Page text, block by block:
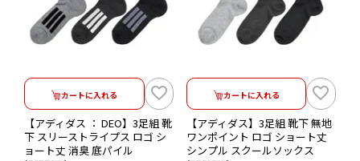
カートに入れる
【アディダス ： DEO】3足組 靴
下 スリーストライプス ロゴ シ
ョート丈 消臭 底パイル
カートに入れる
【アディダス】3足組 靴下 無地
ワンポイント ロゴ ショート丈
シンプル スクールソックス